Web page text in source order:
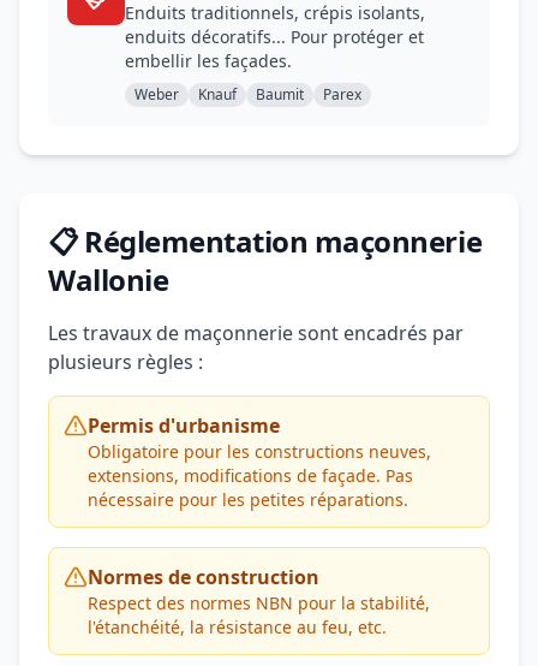
Enduits traditionnels, crépis isolants,
enduits décoratifs... Pour protéger et
embellir les façades.
Weber Knauf Baumit Parex
📋 Réglementation maçonnerie
Wallonie
Les travaux de maçonnerie sont encadrés par
plusieurs règles :
Permis d'urbanisme
Obligatoire pour les constructions neuves,
extensions, modifications de façade. Pas
nécessaire pour les petites réparations.
Normes de construction
Respect des normes NBN pour la stabilité,
l'étanchéité, la résistance au feu, etc.